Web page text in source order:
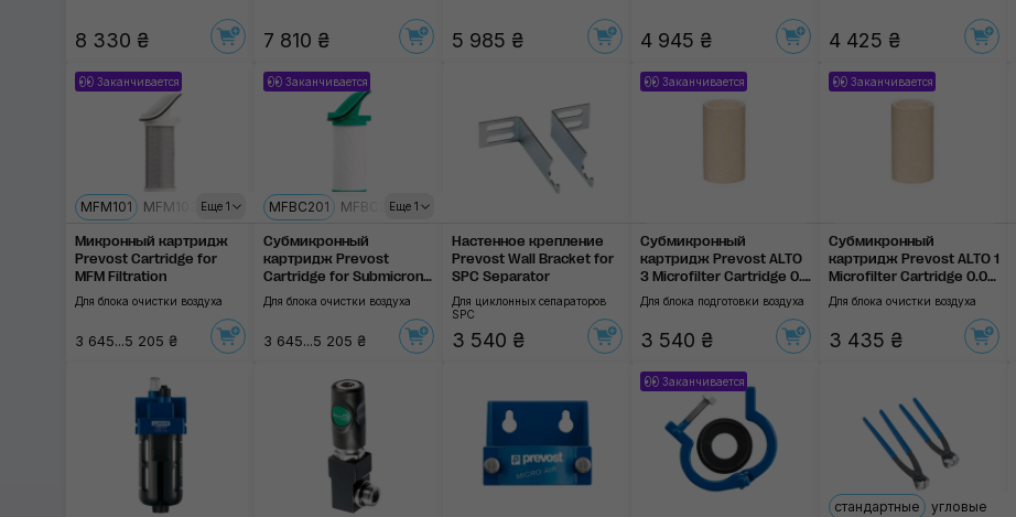
8 330 ₴ 7 810 ₴ 5 985 ₴ 4 945 ₴ 4 425 ₴
Заканчивается
Еще 1
MFM101 MFM103 MFM104
Микронный картридж
Prevost Cartridge for
MFM Filtration
Для блока очистки воздуха
3 645...5 205 ₴
Заканчивается
Еще 1
MFBC201 MFBC203 MFBC204
Субмикронный
картридж Prevost
Cartridge for Submicronic
Filter
Для блока очистки воздуха
3 645...5 205 ₴
Настенное крепление
Prevost Wall Bracket for
SPC Separator
Для циклонных сепараторов
SPC
3 540 ₴
Заканчивается
Субмикронный
картридж Prevost ALTO
3 Microfilter Cartridge 0.1
μm
Для блока подготовки воздуха
3 540 ₴
Заканчивается
Субмикронный
картридж Prevost ALTO 1
Microfilter Cartridge 0.01
μm
Для блока очистки воздуха
3 435 ₴
Заканчивается
стандартные угловые